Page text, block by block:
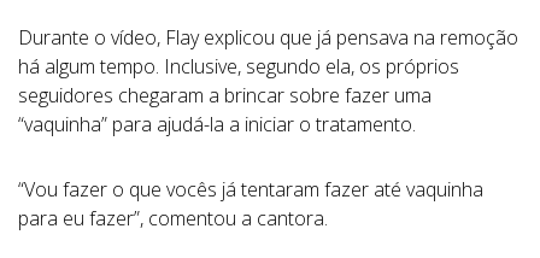
Durante o vídeo, Flay explicou que já pensava na remoção
há algum tempo. Inclusive, segundo ela, os próprios
seguidores chegaram a brincar sobre fazer uma
“vaquinha” para ajudá-la a iniciar o tratamento.
“Vou fazer o que vocês já tentaram fazer até vaquinha
para eu fazer”, comentou a cantora.